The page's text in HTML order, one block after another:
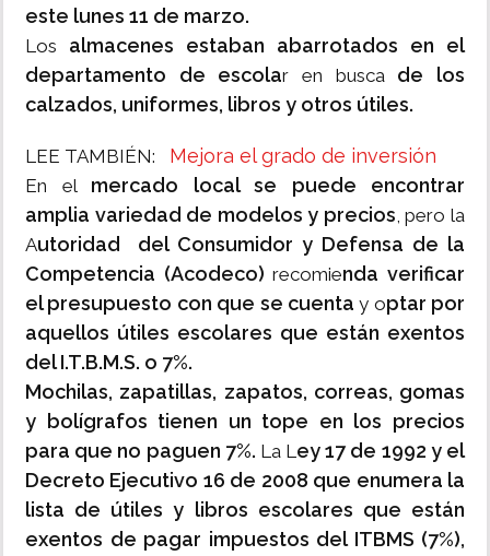
este lunes 11 de marzo.
Los almacenes estaban abarrotados en el
departamento de escolar en busca de los
calzados, uniformes, libros y otros útiles.
LEE TAMBIÉN: Mejora el grado de inversión
En el mercado local se puede encontrar
amplia variedad de modelos y precios, pero la
Autoridad del Consumidor y Defensa de la
Competencia (Acodeco)recomienda verificar
el presupuesto con que se cuenta y optar por
aquellos útiles escolares que están exentos
del I.T.B.M.S. o 7%.
Mochilas, zapatillas, zapatos, correas, gomas
y bolígrafos tienen un tope en los precios
para que no paguen 7%. La Ley 17 de 1992 y el
Decreto Ejecutivo 16 de 2008 que enumera la
lista de útiles y libros escolares que están
exentos de pagar impuestos del ITBMS (7%),